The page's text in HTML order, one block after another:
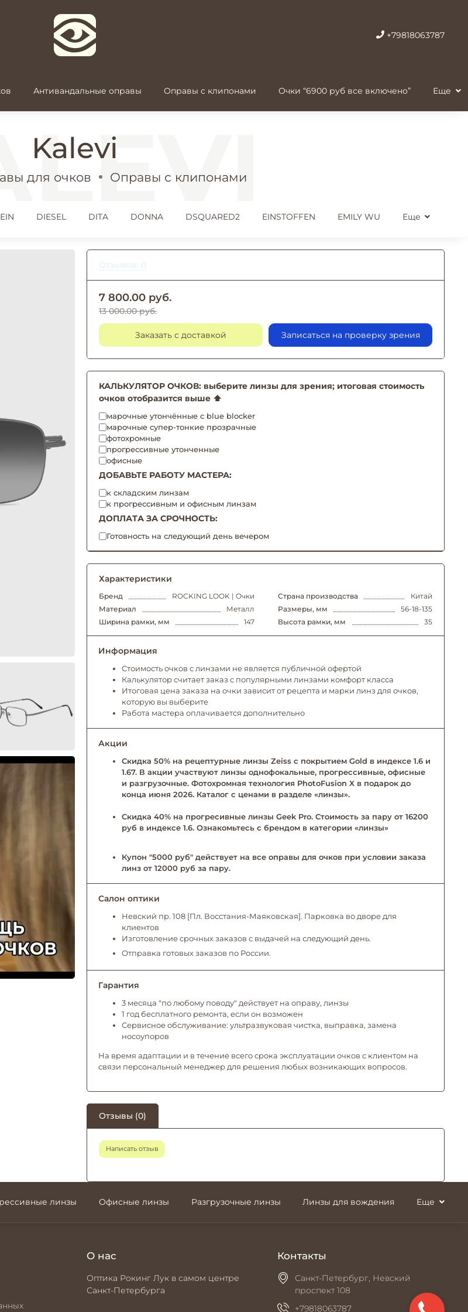
+79818063787
Антивандальные оправы Оправы с клипонами Очки “6900 руб все включено” Еще
Kalevi
для очков Оправы с клипонами
DIESEL DITA DONNA DSQUARED2 EINSTOFFEN EMILY WU Еще
Отзывов: 0
7 800.00 руб.
13 000.00 руб.
Заказать с доставкой Записаться на проверку зрения
КАЛЬКУЛЯТОР ОЧКОВ: выберите линзы для зрения; итоговая стоимость
очков отобразится выше ⬆️
марочные утончённые с blue blocker
марочные супер-тонкие прозрачные
фотохромные
прогрессивные утонченные
офисные
ДОБАВЬТЕ РАБОТУ МАСТЕРА:
к складским линзам
к прогрессивным и офисным линзам
ДОПЛАТА ЗА СРОЧНОСТЬ:
Готовность на следующий день вечером
Характеристики
Бренд ROCKING LOOK | Очки Страна производства
Китай
Материал
Металл Размеры, мм
56-18-135
Ширина рамки, мм
147 Высота рамки, мм 35
Информация
Стоимость очков с линзами не является публичной офертой
Калькулятор считает заказ с популярными линзами комфорт класса
Итоговая цена заказа на очки зависит от рецепта и марки линз для очков,
которую вы выберите
Работа мастера оплачивается дополнительно
Акции
Скидка 50% на рецептурные линзы Zeiss с покрытием Gold в индексе 1.6 и
1.67. В акции участвуют линзы однофокальные, прогрессивные, офисные
и разгрузочные. Фотохромная технология PhotoFusion X в подарок до
конца июня 2026. Каталог с ценами в разделе «линзы».
Скидка 40% на прогресивные линзы Geek Pro. Стоимость за пару от 16200
руб в индексе 1.6. Ознакомьтесь с брендом в категории «линзы»
Купон "5000 руб" действует на все оправы для очков при условии заказа
линз от 12000 руб за пару.
Салон оптики
Невский пр. 108 [Пл. Восстания-Маяковская]. Парковка во дворе для
клиентов
Изготовление срочных заказов с выдачей на следующий день.
Отправка готовых заказов по России.
Гарантия
3 месяца "по любому поводу" действует на оправу, линзы
1 год бесплатного ремонта, если он возможен
Сервисное обслуживание: ультразвуковая чистка, выправка, замена
носоупоров
На время адаптации и в течение всего срока эксплуатации очков с клиентом на
связи персональный менеджер для решения любых возникающих вопросов.
Отзывы (0)
Написать отзыв
линзы Офисные линзы Разгрузочные линзы Линзы для вождения Еще
О нас
Оптика Рокинг Лук в самом центре
Санкт-Петербурга
Контакты
Санкт-Петербург, Невский
проспект 108
+79818063787